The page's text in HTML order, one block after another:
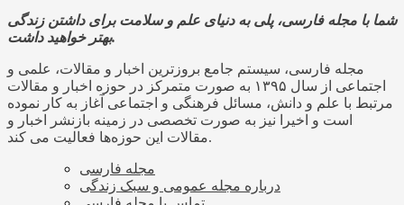
شما با مجله فارسی، پلی به دنیای علم و سلامت برای داشتن زندگی
بهتر خواهید داشت.
مجله فارسی، سیستم جامع بروزترین اخبار و مقالات، علمی و
اجتماعی از سال ۱۳۹۵ به صورت متمرکز در حوزه اخبار و مقالات
مرتبط با علم و دانش، مسائل فرهنگی و اجتماعی آغاز به کار نموده
است و اخیرا نیز به صورت تخصصی در زمینه بازنشر اخبار و
مقالات این حوزه‌ها فعالیت می کند.
مجله فارسی
درباره مجله عمومی و سبک زندگی